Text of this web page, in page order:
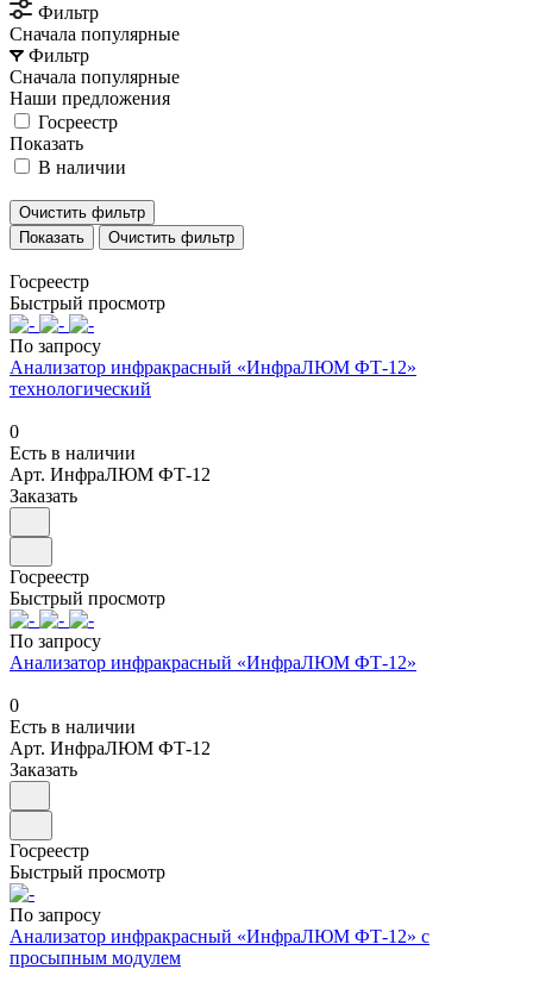
Фильтр
Сначала популярные
Фильтр
Сначала популярные
Наши предложения
Госреестр
Показать
В наличии
Очистить фильтр
Очистить фильтр
Госреестр
Быстрый просмотр
По запросу
Анализатор инфракрасный «ИнфраЛЮМ ФТ-12»
технологический
0
Есть в наличии
Арт. ИнфраЛЮМ ФТ-12
Заказать
Госреестр
Быстрый просмотр
По запросу
Анализатор инфракрасный «ИнфраЛЮМ ФТ-12»
0
Есть в наличии
Арт. ИнфраЛЮМ ФТ-12
Заказать
Госреестр
Быстрый просмотр
По запросу
Анализатор инфракрасный «ИнфраЛЮМ ФТ-12» с
просыпным модулем